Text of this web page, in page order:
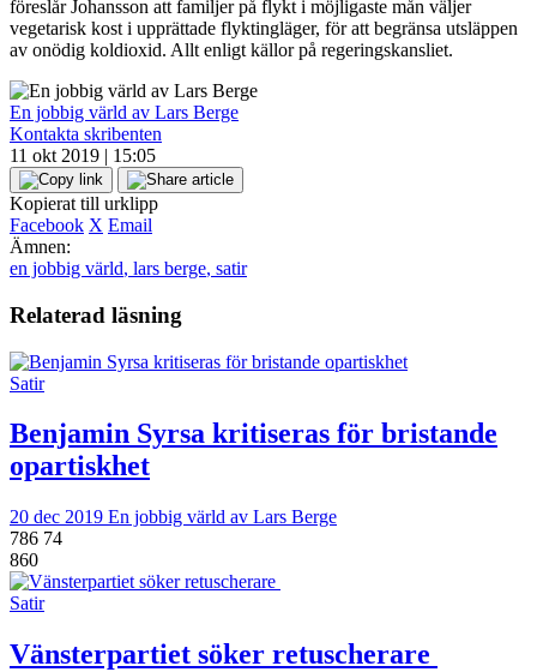
föreslår Johansson att familjer på flykt i möjligaste mån väljer
vegetarisk kost i upprättade flyktingläger, för att begränsa utsläppen
av onödig koldioxid. Allt enligt källor på regeringskansliet.
En jobbig värld av Lars Berge
Kontakta skribenten
11 okt 2019 | 15:05
Kopierat till urklipp
Facebook X Email
Ämnen:
en jobbig värld, lars berge, satir
Relaterad läsning
Satir
Benjamin Syrsa kritiseras för bristande
opartiskhet
20 dec 2019 En jobbig värld av Lars Berge
786 74
860
Satir
Vänsterpartiet söker retuscherare